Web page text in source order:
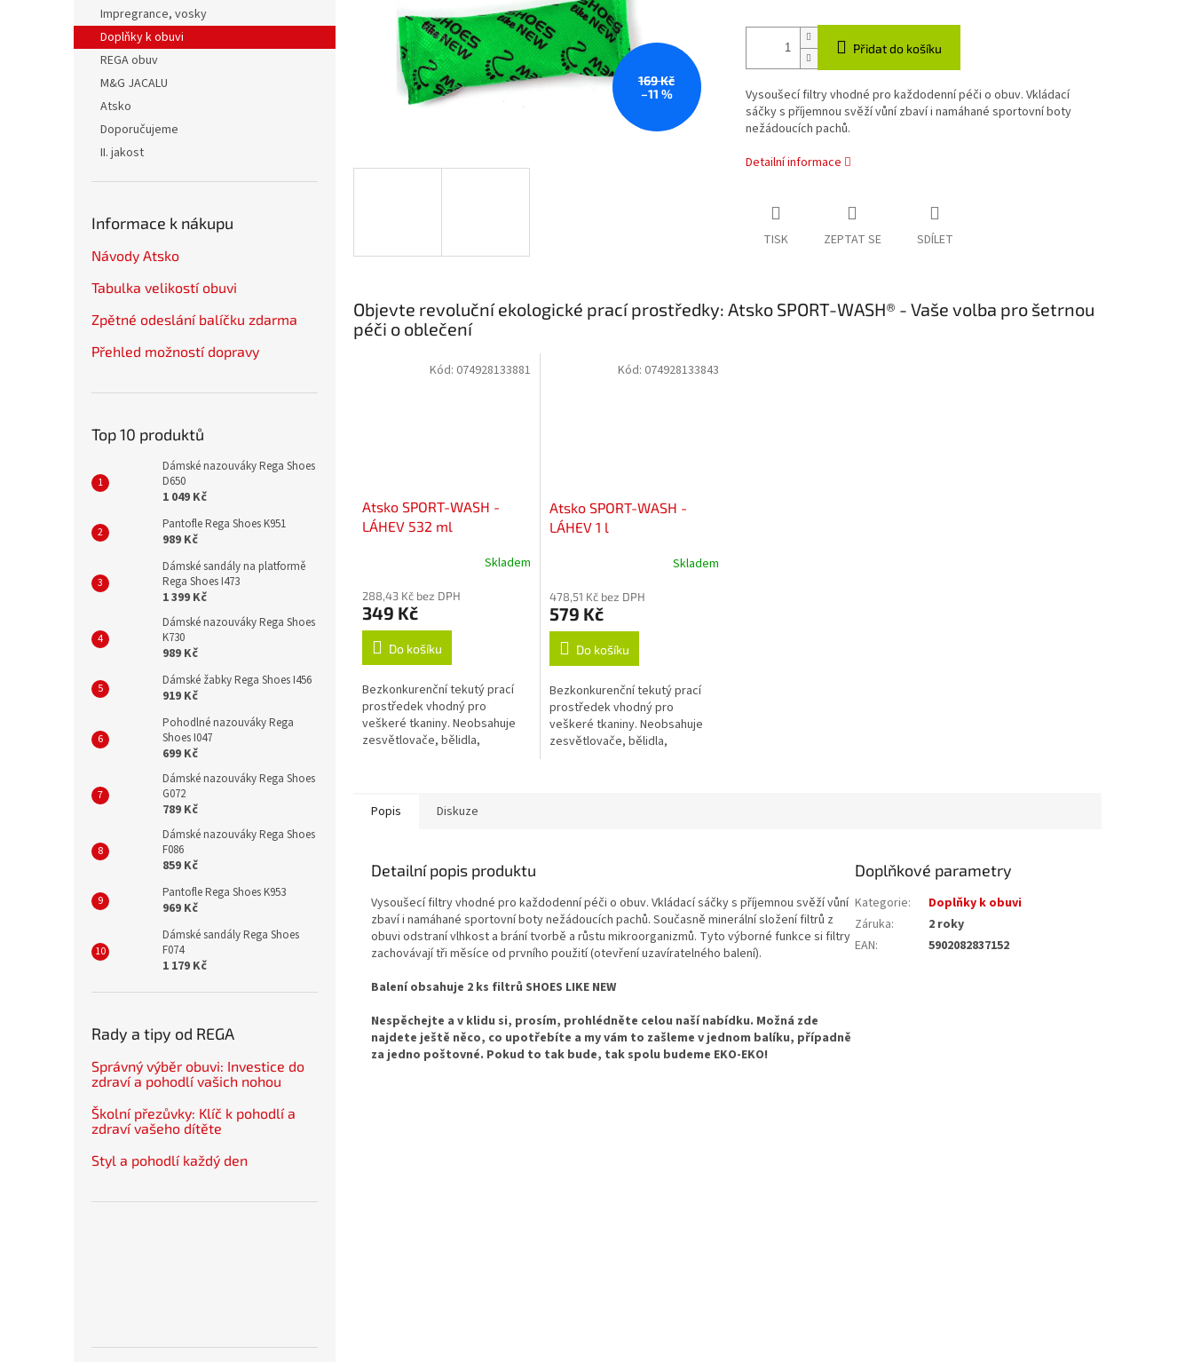
e
l
Impregrance, vosky
Doplňky k obuvi
REGA obuv
M&G JACALU
Atsko
Doporučujeme
II. jakost
Informace k nákupu
Návody Atsko
Tabulka velikostí obuvi
Zpětné odeslání balíčku zdarma
Přehled možností dopravy
Top 10 produktů
Dámské nazouváky Rega Shoes
D650
1 049 Kč
Pantofle Rega Shoes K951
989 Kč
Dámské sandály na platformě
Rega Shoes I473
1 399 Kč
Dámské nazouváky Rega Shoes
K730
989 Kč
Dámské žabky Rega Shoes I456
919 Kč
Pohodlné nazouváky Rega
Shoes I047
699 Kč
Dámské nazouváky Rega Shoes
G072
789 Kč
Dámské nazouváky Rega Shoes
F086
859 Kč
Pantofle Rega Shoes K953
969 Kč
Dámské sandály Rega Shoes
F074
1 179 Kč
Rady a tipy od REGA
Správný výběr obuvi: Investice do
zdraví a pohodlí vašich nohou
Školní přezůvky: Klíč k pohodlí a
zdraví vašeho dítěte
Styl a pohodlí každý den
169 Kč
–11 %
Přidat do košíku
Vysoušecí filtry vhodné pro každodenní péči o obuv. Vkládací
sáčky s příjemnou svěží vůní zbaví i namáhané sportovní boty
nežádoucích pachů.
Detailní informace
TISK ZEPTAT SE SDÍLET
Objevte revoluční ekologické prací prostředky: Atsko SPORT-WASH® - Vaše volba pro šetrnou
péči o oblečení
Atsko SPORT-WASH -
LÁHEV 532 ml
Skladem
288,43 Kč bez DPH
349 Kč
Do košíku
Bezkonkurenční tekutý prací
prostředek vhodný pro
veškeré tkaniny. Neobsahuje
zesvětlovače, bělidla,
Kód: 074928133881
Atsko SPORT-WASH -
LÁHEV 1 l
Skladem
478,51 Kč bez DPH
579 Kč
Do košíku
Bezkonkurenční tekutý prací
prostředek vhodný pro
veškeré tkaniny. Neobsahuje
zesvětlovače, bělidla,
Kód: 074928133843
Popis Diskuze
Detailní popis produktu
Vysoušecí filtry vhodné pro každodenní péči o obuv. Vkládací sáčky s příjemnou svěží vůní
zbaví i namáhané sportovní boty nežádoucích pachů. Současně minerální složení filtrů z
obuvi odstraní vlhkost a brání tvorbě a růstu mikroorganizmů. Tyto výborné funkce si filtry
zachovávají tři měsíce od prvního použití (otevření uzavíratelného balení).
Balení obsahuje 2 ks filtrů SHOES LIKE NEW
Nespěchejte a v klidu si, prosím, prohlédněte celou naší nabídku. Možná zde
najdete ještě něco, co upotřebíte a my vám to zašleme v jednom balíku, případně
za jedno poštovné. Pokud to tak bude, tak spolu budeme EKO-EKO!
Doplňkové parametry
Kategorie:
Doplňky k obuvi
Záruka:
2 roky
EAN: 5902082837152